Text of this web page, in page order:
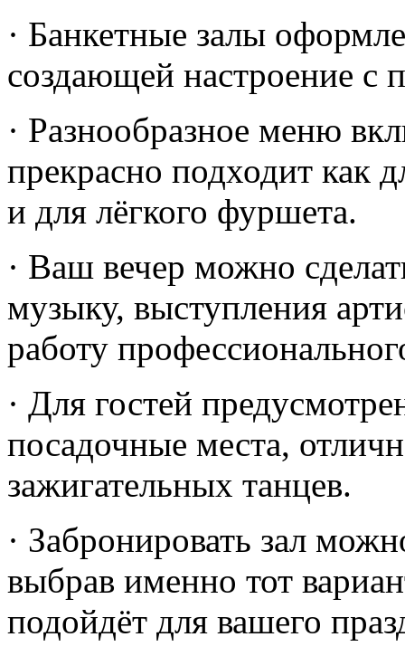
· Банкетные залы
создающей настроение с
· Разнообразное меню
прекрасно подходит как
и для лёгкого фуршета.
· Ваш вечер можно
музыку, выступления
работу
· Для гостей
посадочные места,
зажигательных танцев.
· Забронировать зал
выбрав именно тот
подойдёт для вашего